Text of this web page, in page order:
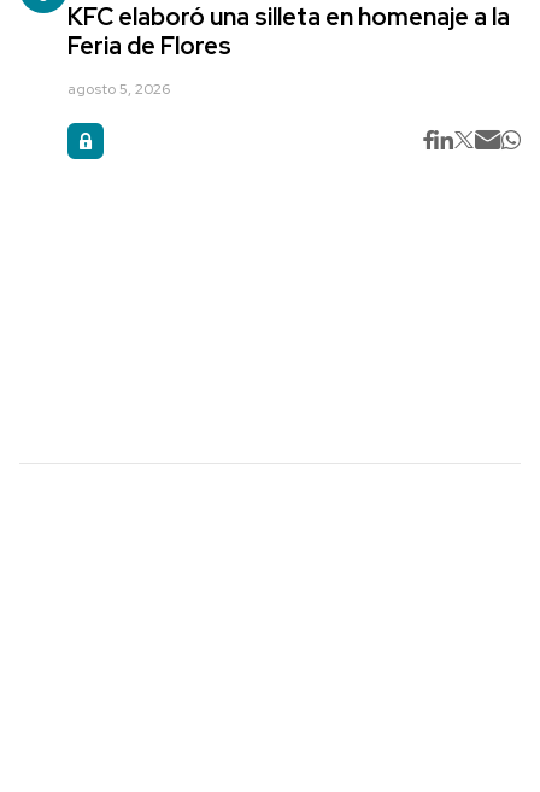
KFC elaboró una silleta en homenaje a la
Feria de Flores
agosto 5, 2026